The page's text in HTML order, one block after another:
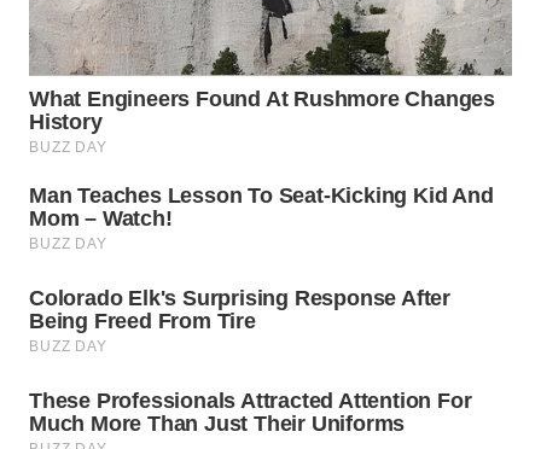
KARO
WN
SIMALUNGUN
LABUHANBATU
TENGAH
SERDANG